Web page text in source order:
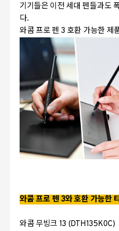
기기들은 이전 세대 펜들과도
다.
와콤 프로 펜 3 호환 가능한 제
와콤 프로 펜 3와 호환 가능한
와콤 무빙크 13 (DTH135K0C)